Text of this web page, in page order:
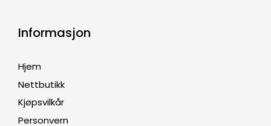
Informasjon
Hjem
Nettbutikk
Kjøpsvilkår
Personvern